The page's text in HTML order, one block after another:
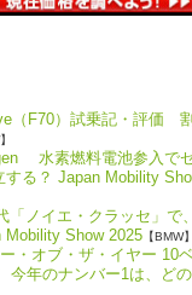
（F70）試乗記・評価
水素燃料電池参入で
する？ Japan Mobility
ノイエ・クラッセ」で
Show 2025 【BMW】
・オブ・ザ・イヤー 10
今年のナンバー1は、ど